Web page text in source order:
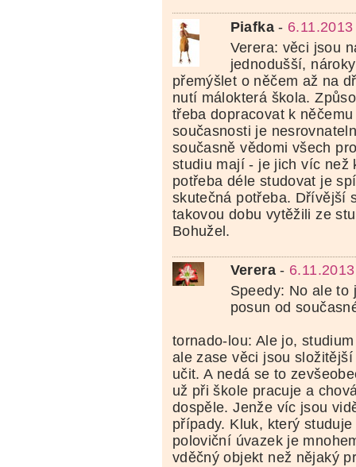
Piafka-
Verera: věci jsou
jednodušší,
přemýšlet o něčem až na
nutí málokterá škola.
třeba dopracovat k
současnosti je
současně vědomi všech
studiu mají - je jich víc než
potřeba déle studovat je
skutečná potřeba. Dřívější
takovou dobu vytěžili ze
Bohužel.
Verera-
Speedy: No ale to
posun od
tornado-lou: Ale jo,
ale zase věci jsou
učit. A nedá se to
už při škole pracuje a
dospěle. Jenže víc jsou
případy. Kluk, který
poloviční úvazek je
vděčný objekt než nějaký